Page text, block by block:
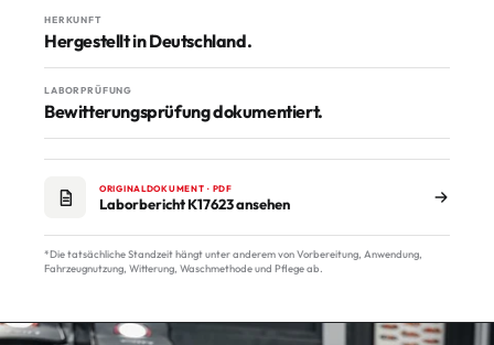
HERKUNFT
Hergestellt in Deutschland.
LABORPRÜFUNG
Bewitterungsprüfung dokumentiert.
ORIGINALDOKUMENT · PDF
Laborbericht K17623 ansehen
*Die tatsächliche Standzeit hängt unter anderem von Vorbereitung, Anwendung,
Fahrzeugnutzung, Witterung, Waschmethode und Pflege ab.